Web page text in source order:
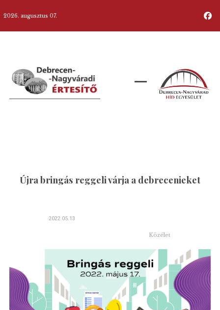
2026. augusztus 07.
Újra bringás reggeli várja a debrecenieket
2022.05.13
Közélet